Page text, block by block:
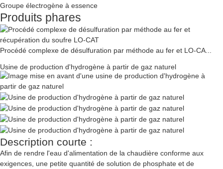
Groupe électrogène à essence
Produits phares
Procédé complexe de désulfuration par méthode au fer et LO-CA...
Usine de production d'hydrogène à partir de gaz naturel
Description courte :
Afin de rendre l'eau d'alimentation de la chaudière conforme aux
exigences, une petite quantité de solution de phosphate et de